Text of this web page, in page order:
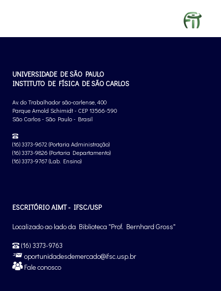
UNIVERSIDADE DE SÃO PAULO
INSTITUTO DE FÍSICA DE SÃO CARLOS
Av. do Trabalhador são-carlense, 400
Parque Arnold Schimidt - CEP 13566-590
São Carlos - São Paulo - Brasil
(16) 3373-9672 (Portaria Administração)
(16) 3373-9826 (Portaria Departamento)
(16) 3373-9767 (Lab. Ensino)
ESCRITÓRIO AIMT - IFSC/USP
Localizado ao lado da Biblioteca "Prof. Bernhard Gross"
(16) 3373-9763
oportunidadesdemercado@ifsc.usp.br
Fale conosco